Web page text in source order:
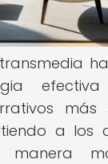
a los
manera